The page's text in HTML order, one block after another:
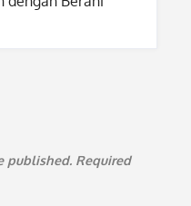
published. Required